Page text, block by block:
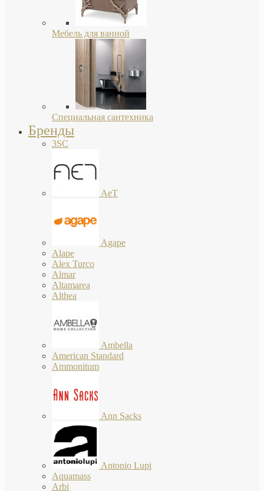
Мебель для ванной
Специальная сантехника
Бренды
3SC
AeT
Agape
Alape
Alex Turco
Almar
Altamarea
Althea
Ambella
American Standard
Ammonitum
Ann Sacks
Antonio Lupi
Aquamass
Arbi